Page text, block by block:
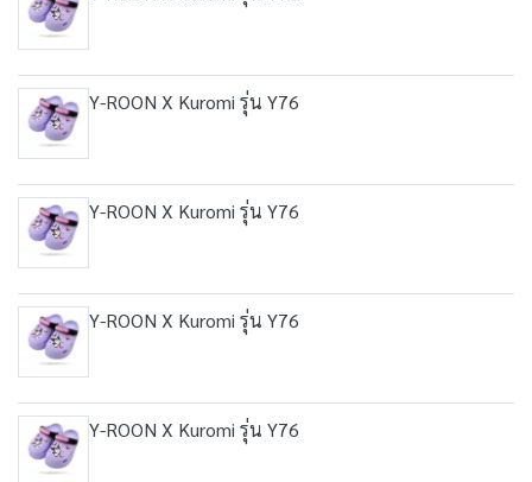
Y-ROON X Kuromi รุ่น Y76
Y-ROON X Kuromi รุ่น Y76
Y-ROON X Kuromi รุ่น Y76
Y-ROON X Kuromi รุ่น Y76